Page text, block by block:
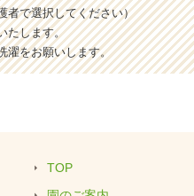
者で選択してください）
たします。
濯をお願いします。
TOP